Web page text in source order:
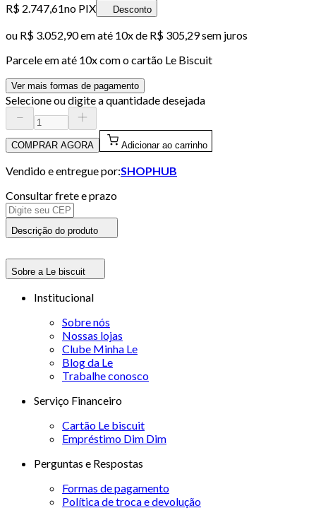
R$ 2.747,61no PIX Desconto
ou R$ 3.052,90em até 10x de R$ 305,29 sem juros
Parcele em até 10x com o cartão Le Biscuit
Ver mais formas de pagamento
Selecione ou digite a quantidade desejada
COMPRAR AGORA Adicionar ao carrinho
Vendido e entregue por:SHOPHUB
Consultar frete e prazo
Descrição do produto
Sobre a Le biscuit
Institucional
Sobre nós
Nossas lojas
Clube Minha Le
Blog da Le
Trabalhe conosco
Serviço Financeiro
Cartão Le biscuit
Empréstimo Dim Dim
Perguntas e Respostas
Formas de pagamento
Política de troca e devolução